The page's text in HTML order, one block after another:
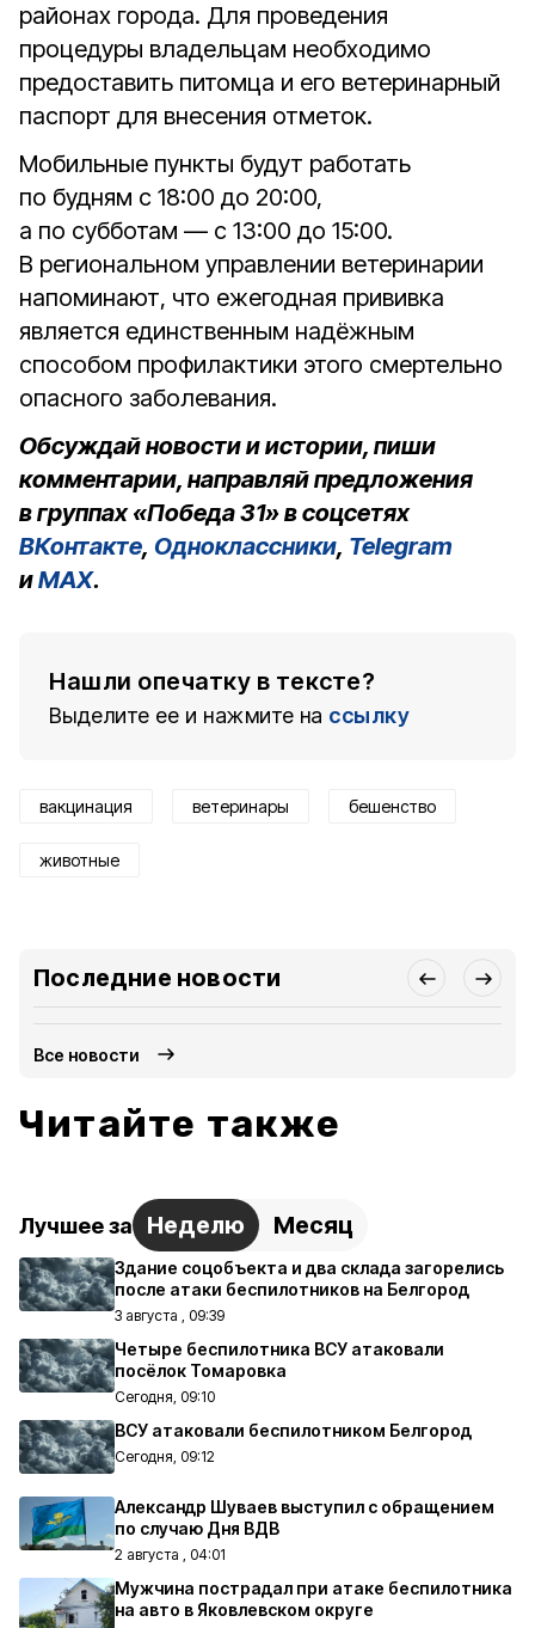
районах города. Для проведения
процедуры владельцам необходимо
предоставить питомца и его ветеринарный
паспорт для внесения отметок.
Мобильные пункты будут работать
по будням с 18:00 до 20:00,
а по субботам — с 13:00 до 15:00.
В региональном управлении ветеринарии
напоминают, что ежегодная прививка
является единственным надёжным
способом профилактики этого смертельно
опасного заболевания.
Обсуждай новости и истории, пиши
комментарии, направляй предложения
в группах «Победа 31» в соцсетях
ВКонтакте, Одноклассники, Telegram
иMAX.
Нашли опечатку в тексте?
Выделите ее и нажмите на ссылку
вакцинация ветеринары бешенство
животные
Последние новости
Все новости
Читайте также
Лучшее за Неделю Месяц
Здание соцобъекта и два склада загорелись
после атаки беспилотников на Белгород
3 августа , 09:39
Четыре беспилотника ВСУ атаковали
посёлок Томаровка
Сегодня, 09:10
ВСУ атаковали беспилотником Белгород
Сегодня, 09:12
Александр Шуваев выступил с обращением
по случаю Дня ВДВ
2 августа , 04:01
Мужчина пострадал при атаке беспилотника
на авто в Яковлевском округе